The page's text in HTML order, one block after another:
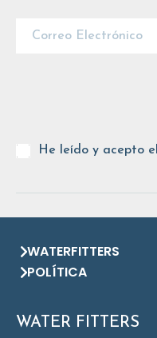
He leído y acepto el
WATERFITTERS
POLÍTICA
WATER FITTERS